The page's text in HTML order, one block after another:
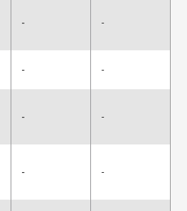
- -
- -
- -
- -